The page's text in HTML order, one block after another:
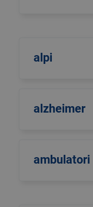
alpi
alzheimer
ambulatori